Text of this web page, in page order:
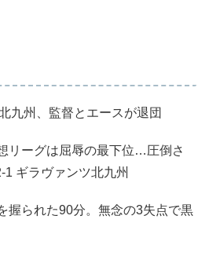
九州、監督とエースが退団
リーグは屈辱の最下位…圧倒さ
ギラヴァンツ北九州
握られた90分。無念の3失点で黒